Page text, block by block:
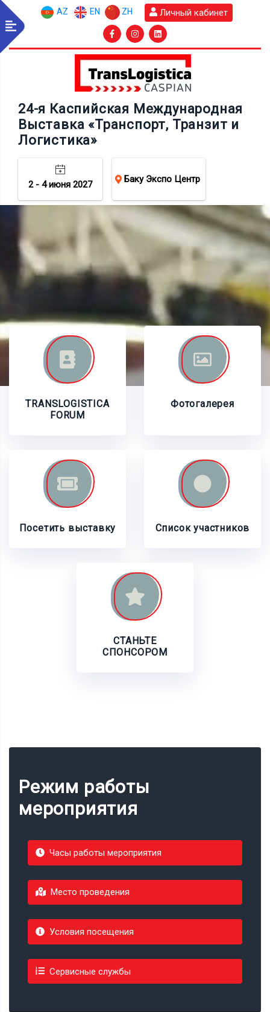
AZ EN ZH Личный кабинет
24-я Каспийская Международная
Выставка «Транспорт, Транзит и
Логистика»
2 - 4 июня 2027 Баку Экспо Центр
TRANSLOGISTICA
FORUM
Фотогалерея
Посетить выставку Список участников
СТАНЬТЕ
СПОНСОРОМ
Режим работы
мероприятия
Часы работы мероприятия
Место проведения
Условия посещения
Сервисные службы